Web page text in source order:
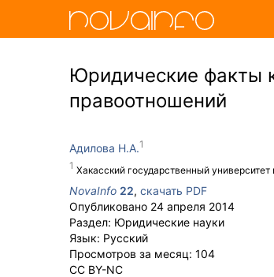
Юридические факты
правоотношений
Адилова Н.А.
Хакасский государственный
NovaInfo 22, скачать PDF
Опубликовано 24 апреля 2014
Раздел: Юридические науки
Язык: Русский
Просмотров за месяц: 104
CC BY-NC